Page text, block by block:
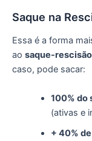
Saque na
Essa é a forma
ao saque-rescisão
caso, pode sacar:
100% do
(ativas e
+ 40%